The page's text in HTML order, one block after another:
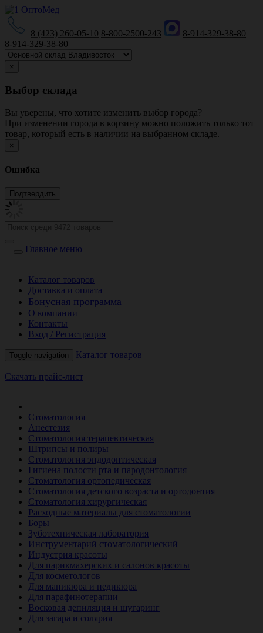
8 (423) 260-05-10 8-800-2500-243
8-914-329-38-80
8-914-329-38-80
×
Выбор склада
Вы уверены, что хотите изменить выбор города?
При изменении города в корзину можно положить только тот
товар, который есть в наличии на выбранном складе.
×
Ошибка
Главное меню
Каталог товаров
Доставка и оплата
Бонусная программа
О компании
Контакты
Вход / Регистрация
Toggle navigation Каталог товаров
Скачать прайс-лист
Стоматология
Анестезия
Стоматология терапевтическая
Штрипсы и полиры
Стоматология эндодонтическая
Гигиена полости рта и пародонтология
Стоматология ортопедическая
Стоматология детского возраста и ортодонтия
Стоматология хирургическая
Расходные материалы для стоматологии
Боры
Зуботехническая лаборатория
Инструментарий стоматологический
Индустрия красоты
Для парикмахерских и салонов красоты
Для косметологов
Для маникюра и педикюра
Для парафинотерапии
Восковая депиляция и шугаринг
Для загара и солярия